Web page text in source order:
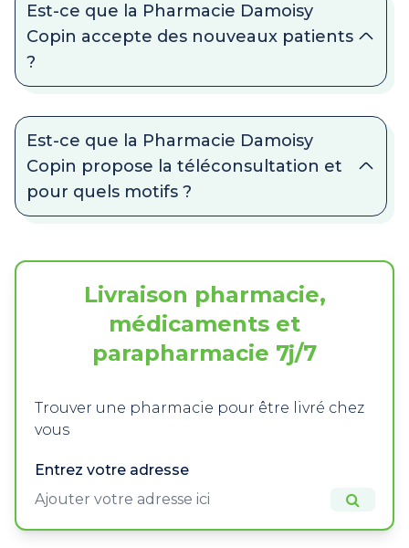
Est-ce que la Pharmacie Damoisy
Copin accepte des nouveaux patients
?
Est-ce que la Pharmacie Damoisy
Copin propose la téléconsultation et
pour quels motifs ?
Livraison pharmacie,
médicaments et
parapharmacie 7j/7
Trouver une pharmacie pour être livré chez
vous
Entrez votre adresse